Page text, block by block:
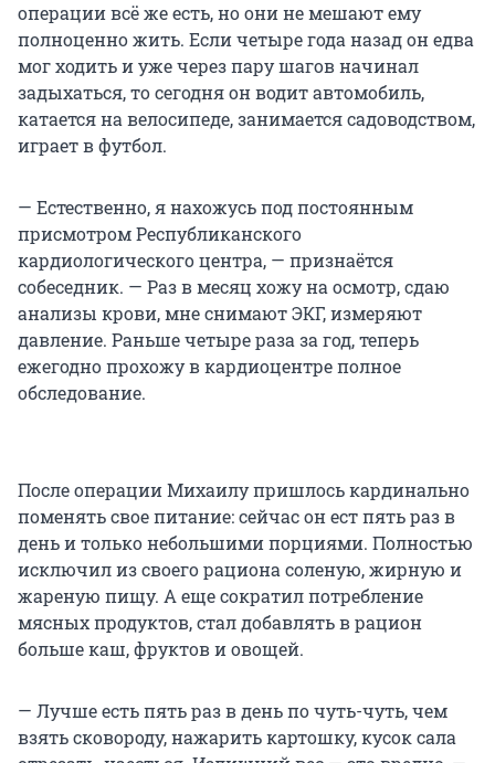
операции всё же есть, но они не мешают ему
полноценно жить. Если четыре года назад он едва
мог ходить и уже через пару шагов начинал
задыхаться, то сегодня он водит автомобиль,
катается на велосипеде, занимается садоводством,
играет в футбол.
— Естественно, я нахожусь под постоянным
присмотром Республиканского
кардиологического центра, — признаётся
собеседник. — Раз в месяц хожу на осмотр, сдаю
анализы крови, мне снимают ЭКГ, измеряют
давление. Раньше четыре раза за год, теперь
ежегодно прохожу в кардиоцентре полное
обследование.
После операции Михаилу пришлось кардинально
поменять свое питание: сейчас он ест пять раз в
день и только небольшими порциями. Полностью
исключил из своего рациона соленую, жирную и
жареную пищу. А еще сократил потребление
мясных продуктов, стал добавлять в рацион
больше каш, фруктов и овощей.
— Лучше есть пять раз в день по чуть-чуть, чем
взять сковороду, нажарить картошку, кусок сала